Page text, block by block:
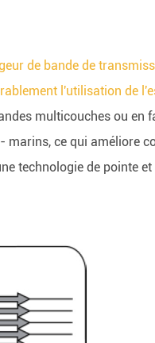
de bande de
l'utilisation de
multicouches ou en
ce qui améliore
technologie de pointe